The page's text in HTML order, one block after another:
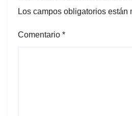
Los campos obligatorios están
Comentario *